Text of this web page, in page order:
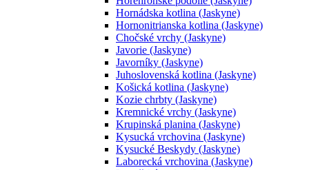
Hornádska kotlina (Jaskyne)
Hornonitrianska kotlina (Jaskyne)
Chočské vrchy (Jaskyne)
Javorie (Jaskyne)
Javorníky (Jaskyne)
Juhoslovenská kotlina (Jaskyne)
Košická kotlina (Jaskyne)
Kozie chrbty (Jaskyne)
Kremnické vrchy (Jaskyne)
Krupinská planina (Jaskyne)
Kysucká vrchovina (Jaskyne)
Kysucké Beskydy (Jaskyne)
Laborecká vrchovina (Jaskyne)